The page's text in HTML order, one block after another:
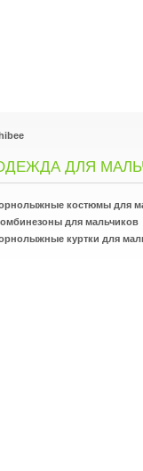
ДЛЯ
костюмы для
для мальчиков
куртки для